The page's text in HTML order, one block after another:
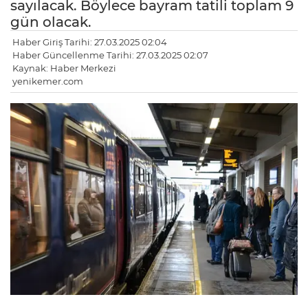
sayılacak. Böylece bayram tatili toplam 9
gün olacak.
Haber Giriş Tarihi: 27.03.2025 02:04
Haber Güncellenme Tarihi: 27.03.2025 02:07
Kaynak: Haber Merkezi
yenikemer.com